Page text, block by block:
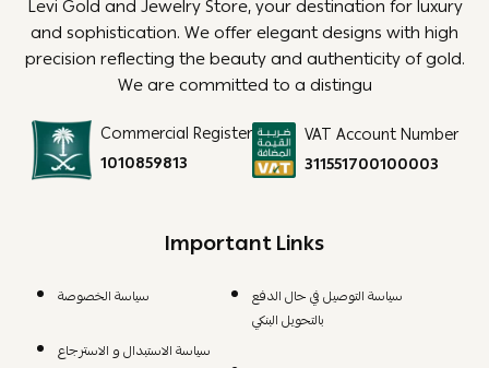
Important Links
سياسة الخصوصة
سياسة الاستبدال و الاسترجاع
سياسة التوصيل في حال الدفع
بالتحويل البنكي
Levi Gold and Jewelry Store, your destination for luxury
and sophistication. We offer elegant designs with high
precision reflecting the beauty and authenticity of gold.
We are committed to a distingu
Commercial Register
1010859813
VAT Account Number
311551700100003